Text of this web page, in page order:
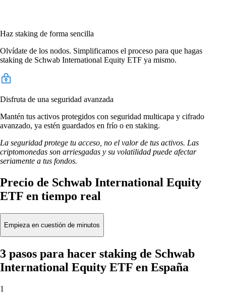
Haz staking de forma sencilla
Olvídate de los nodos. Simplificamos el proceso para que hagas
staking de Schwab International Equity ETF ya mismo.
Disfruta de una seguridad avanzada
Mantén tus activos protegidos con seguridad multicapa y cifrado
avanzado, ya estén guardados en frío o en staking.
La seguridad protege tu acceso, no el valor de tus activos. Las
criptomonedas son arriesgadas y su volatilidad puede afectar
seriamente a tus fondos.
Precio de Schwab International Equity
ETF en tiempo real
Empieza en cuestión de minutos
3 pasos para hacer staking de Schwab
International Equity ETF en España
1